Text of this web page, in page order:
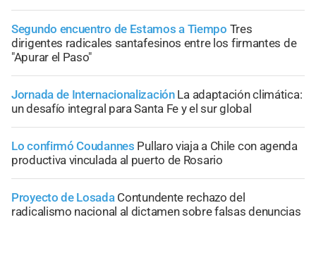
Segundo encuentro de Estamos a Tiempo Tres
dirigentes radicales santafesinos entre los firmantes de
"Apurar el Paso"
Jornada de Internacionalización La adaptación climática:
un desafío integral para Santa Fe y el sur global
Lo confirmó Coudannes Pullaro viaja a Chile con agenda
productiva vinculada al puerto de Rosario
Proyecto de Losada Contundente rechazo del
radicalismo nacional al dictamen sobre falsas denuncias